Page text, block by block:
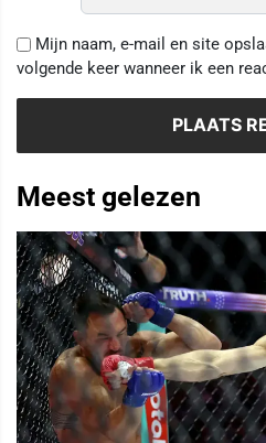
Mijn naam, e-mail en site
volgende keer wanneer ik een
Meest gelezen